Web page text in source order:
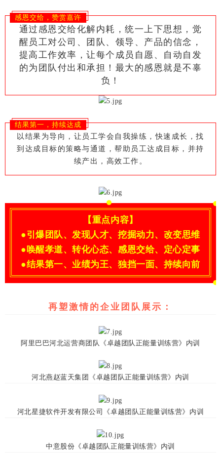
感恩交给，赞赏嘉许
通过感恩交给化解内耗，统一上下思想，觉
醒员工对公司、团队、领导、产品的信念，
提高工作效率，让每个成员自愿、自动自发
的为团队付出和承担！最大的感恩就是不辜
负！
结果第一，持续达成
以结果为导向，让员工学会自我操练，快速成长，找
到达成目标的策略与通道，帮助员工达成目标，并持
续产出，高效工作。
【重点内容】
●引爆团队、发现人才、挖掘动力、改变思维
●唤醒孝道、转化心态、感恩交给、定心定事
●结果第一、业绩为王、独挡一面、持续向前
再塑激情的企业团队展示：
阿里巴巴河北运营商团队《卓越团队正能量训练营》内训
河北燕赵蓝天集团《卓越团队正能量训练营》内训
河北星捷软件开发有限公司《卓越团队正能量训练营》内训
中意股份《卓越团队正能量训练营》内训